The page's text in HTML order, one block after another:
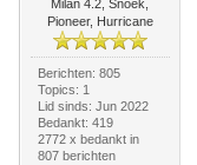
Milan 4.2, Snoek,
Pioneer, Hurricane
Berichten: 805
Topics: 1
Lid sinds: Jun 2022
Bedankt: 419
2772 x bedankt in
807 berichten